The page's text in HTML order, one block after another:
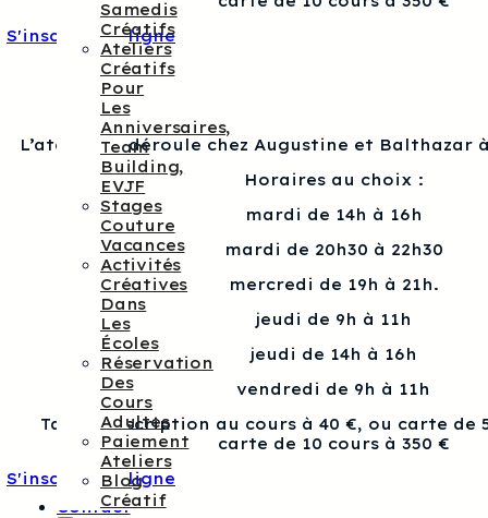
Samedis
Créatifs
Ateliers
Créatifs
Pour
Les
Anniversaires,
Team
Building,
EVJF
Stages
Couture
Vacances
Activités
Créatives
Dans
Les
Écoles
Réservation
Des
Cours
Adultes
Paiement
Ateliers
Blog
Créatif
Contact
S'inscrire en ligne
L’atelier se déroule chez Augustine et Balthazar
Horaires au choix :
mardi de 14h à 16h
mardi de 20h30 à 22h30
mercredi de 19h à 21h.
jeudi de 9h à 11h
jeudi de 14h à 16h
vendredi de 9h à 11h
Tarif : Inscription au cours à 40 €, ou carte de
carte de 10 cours à 350 €
S'inscrire en ligne